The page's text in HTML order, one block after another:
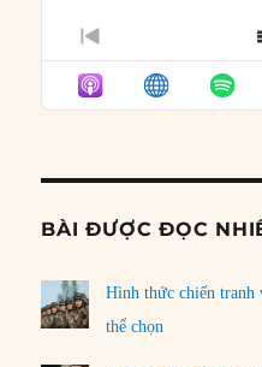
PREVIOUS
EPISODE
BÀI ĐƯỢC ĐỌC
Hình thức chiến
thể chọn